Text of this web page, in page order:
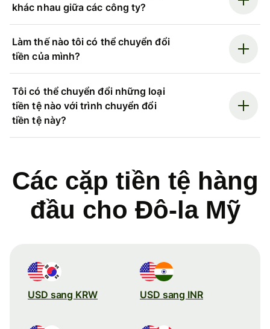
khác nhau giữa các công ty?
Làm thế nào tôi có thể chuyển đổi
tiền của mình?
Tôi có thể chuyển đổi những loại
tiền tệ nào với trình chuyển đổi
tiền tệ này?
Các cặp tiền tệ hàng
đầu cho Đô-la Mỹ
USD sang KRW USD sang INR